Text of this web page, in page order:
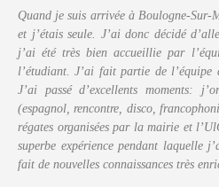
Quand je suis arrivée à Boulogne-Sur-
et j’étais seule. J’ai donc décidé
j’ai été très bien accueillie par
l’étudiant. J’ai fait partie de l’équipe
J’ai passé d’excellents moments:
(espagnol, rencontre, disco,
régates organisées par la mairie et
superbe expérience pendant laquelle
fait de nouvelles connaissances très